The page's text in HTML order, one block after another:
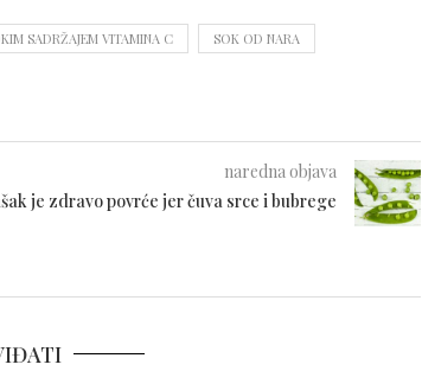
SADRŽAJEM VITAMINA C SOK OD NARA
naredna objava
je zdravo povrće jer čuva srce i bubrege